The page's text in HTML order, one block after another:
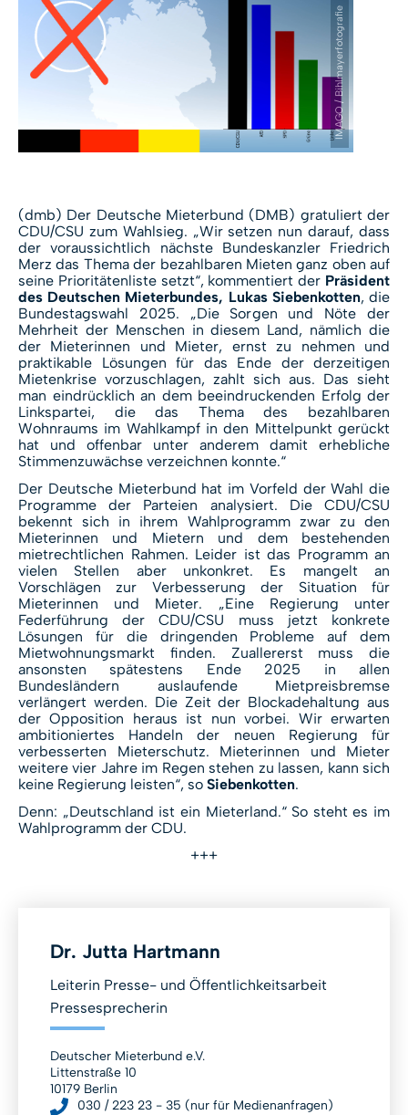
IMAGO / Bihlmayerfotografie
(dmb) Der Deutsche Mieterbund (DMB) gratuliert der
CDU/CSU zum Wahlsieg. „Wir setzen nun darauf, dass
der voraussichtlich nächste Bundeskanzler Friedrich
Merz das Thema der bezahlbaren Mieten ganz oben auf
seine Prioritätenliste setzt“, kommentiert der Präsident
des Deutschen Mieterbundes, Lukas Siebenkotten, die
Bundestagswahl 2025. „Die Sorgen und Nöte der
Mehrheit der Menschen in diesem Land, nämlich die
der Mieterinnen und Mieter, ernst zu nehmen und
praktikable Lösungen für das Ende der derzeitigen
Mietenkrise vorzuschlagen, zahlt sich aus. Das sieht
man eindrücklich an dem beeindruckenden Erfolg der
Linkspartei, die das Thema des bezahlbaren
Wohnraums im Wahlkampf in den Mittelpunkt gerückt
hat und offenbar unter anderem damit erhebliche
Stimmenzuwächse verzeichnen konnte.“
Der Deutsche Mieterbund hat im Vorfeld der Wahl die
Programme der Parteien analysiert. Die CDU/CSU
bekennt sich in ihrem Wahlprogramm zwar zu den
Mieterinnen und Mietern und dem bestehenden
mietrechtlichen Rahmen. Leider ist das Programm an
vielen Stellen aber unkonkret. Es mangelt an
Vorschlägen zur Verbesserung der Situation für
Mieterinnen und Mieter. „Eine Regierung unter
Federführung der CDU/CSU muss jetzt konkrete
Lösungen für die dringenden Probleme auf dem
Mietwohnungsmarkt finden. Zuallererst muss die
ansonsten spätestens Ende 2025 in allen
Bundesländern auslaufende Mietpreisbremse
verlängert werden. Die Zeit der Blockadehaltung aus
der Opposition heraus ist nun vorbei. Wir erwarten
ambitioniertes Handeln der neuen Regierung für
verbesserten Mieterschutz. Mieterinnen und Mieter
weitere vier Jahre im Regen stehen zu lassen, kann sich
keine Regierung leisten“, so Siebenkotten.
Denn: „Deutschland ist ein Mieterland.“ So steht es im
Wahlprogramm der CDU.
+++
Dr. Jutta Hartmann
Leiterin Presse- und Öffentlichkeitsarbeit
Pressesprecherin
Deutscher Mieterbund e.V.
Littenstraße 10
10179 Berlin
030 / 223 23 - 35 (nur für Medienanfragen)